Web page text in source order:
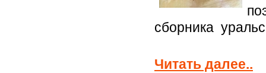
сборника
Читать далее..